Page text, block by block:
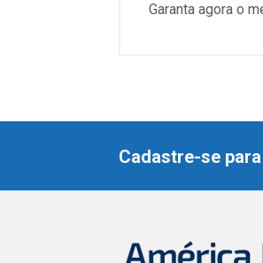
Garanta agora o
Cadastre-se